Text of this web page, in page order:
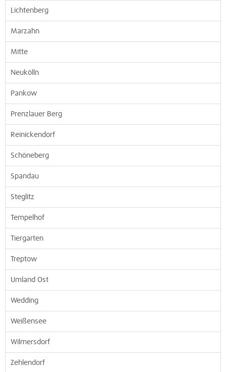
Lichtenberg
Marzahn
Mitte
Neukölln
Pankow
Prenzlauer Berg
Reinickendorf
Schöneberg
Spandau
Steglitz
Tempelhof
Tiergarten
Treptow
Umland Ost
Wedding
Weißensee
Wilmersdorf
Zehlendorf